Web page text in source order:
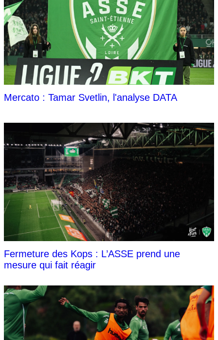
Mercato : Tamar Svetlin, l'analyse DATA
Fermeture des Kops : L’ASSE prend une
mesure qui fait réagir